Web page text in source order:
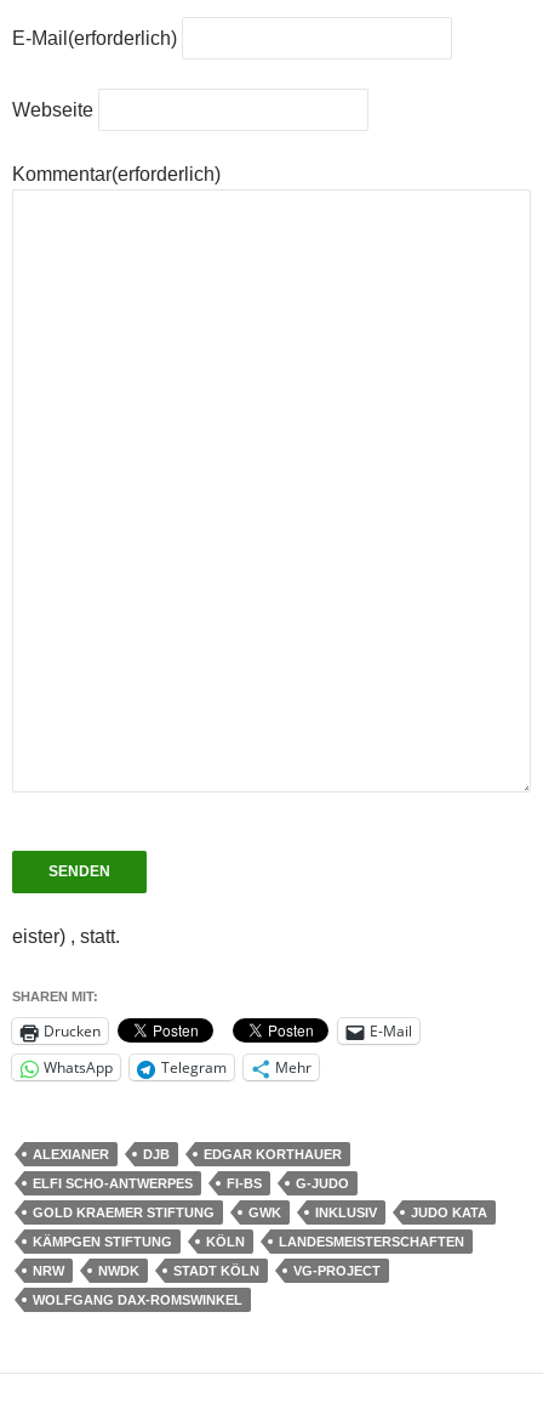
E-Mail (erforderlich)
Webseite
Kommentar(erforderlich)
SENDEN
eister) , statt.
SHAREN MIT:
Drucken
E-Mail
WhatsApp
Telegram Mehr
ALEXIANER DJB
EDGAR KORTHAUER
ELFI SCHO-ANTWERPES
FI-BS
G-JUDO
GOLD KRAEMER STIFTUNG
GWK INKLUSIV
JUDO KATA
KÄMPGEN STIFTUNG
KÖLN
LANDESMEISTERSCHAFTEN
NRW
NWDK STADT KÖLN
VG-PROJECT
WOLFGANG DAX-ROMSWINKEL